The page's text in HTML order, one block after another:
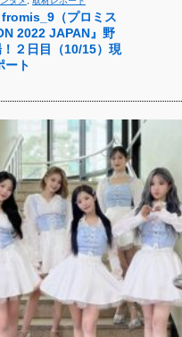
fromis_9（プロミス
2022 JAPAN』野
２日目（10/15）現
ート